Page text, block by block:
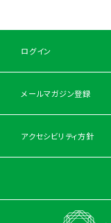
ログイン
メールマガジン登録
アクセシビリティ方針